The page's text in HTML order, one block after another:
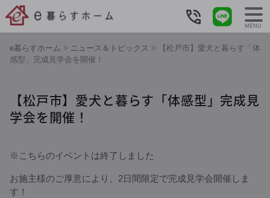
e暮らすホーム > ニュース＆トピックス >
【松戸市】愛犬と暮らす「体
感型」完成見学会を開催！
【松戸市】愛犬と暮らす「体感型」完成見
学会を開催！
※こちらのイベントは終了しました
お施主様のご厚意により、2日間限定で完成見学会開催しま
す！
MENU